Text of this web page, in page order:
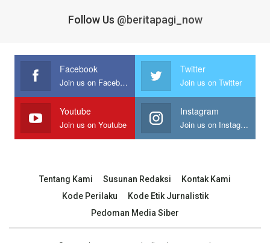
Follow Us @beritapagi_now
Facebook
Join us on Facebook
Twitter
Join us on Twitter
Youtube
Join us on Youtube
Instagram
Join us on Instagram
Tentang Kami Susunan Redaksi
Kontak Kami
Kode Perilaku
Kode Etik Jurnalistik
Pedoman Media Siber